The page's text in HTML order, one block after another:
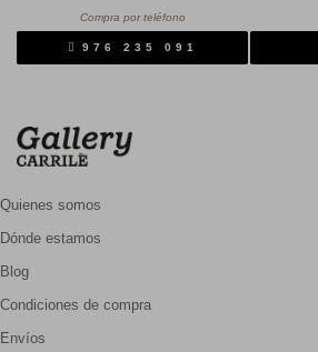
Compra por teléfono
976 235 091
Quienes somos
Dónde estamos
Blog
Condiciones de compra
Envíos